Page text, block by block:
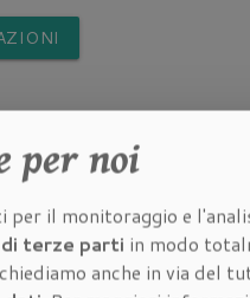
per noi
il monitoraggio e
terze parti in modo
anche in via del